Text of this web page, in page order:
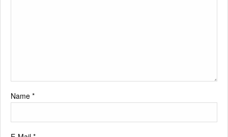
Name *